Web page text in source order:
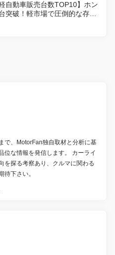
自動車販売台数TOP10】ホン
突破！軽市場で圧倒的な存在
で、MotorFan独自取材と分析に基
位な情報を発信します。 カーライ
を探る考察あり、クルマに関わる
待下さい。